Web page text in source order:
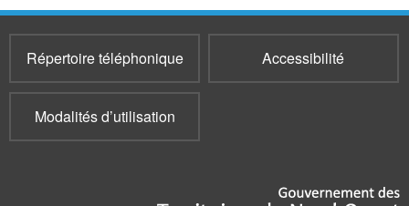
Répertoire téléphonique Accessibilité
Modalités d’utilisation